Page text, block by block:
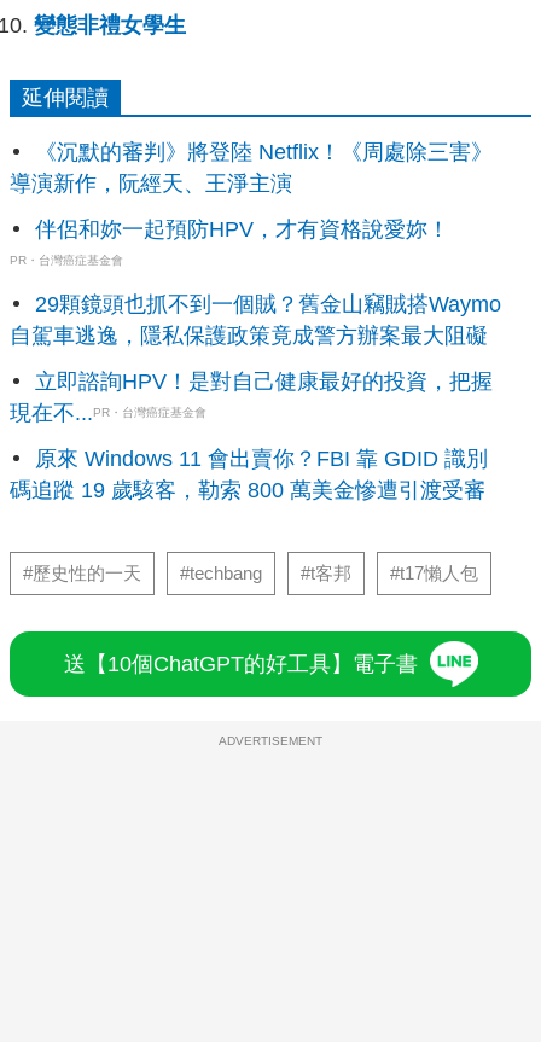
變態非禮女學生
延伸閱讀
《沉默的審判》將登陸 Netflix！《周處除三害》
導演新作，阮經天、王淨主演
伴侶和妳一起預防HPV，才有資格說愛妳！
PR・台灣癌症基金會
29顆鏡頭也抓不到一個賊？舊金山竊賊搭Waymo
自駕車逃逸，隱私保護政策竟成警方辦案最大阻礙
立即諮詢HPV！是對自己健康最好的投資，把握
現在不... PR・台灣癌症基金會
原來 Windows 11 會出賣你？FBI 靠 GDID 識別
碼追蹤 19 歲駭客，勒索 800 萬美金慘遭引渡受審
#歷史性的一天 #techbang #t客邦 #t17懶人包
送【10個ChatGPT的好工具】電子書
ADVERTISEMENT